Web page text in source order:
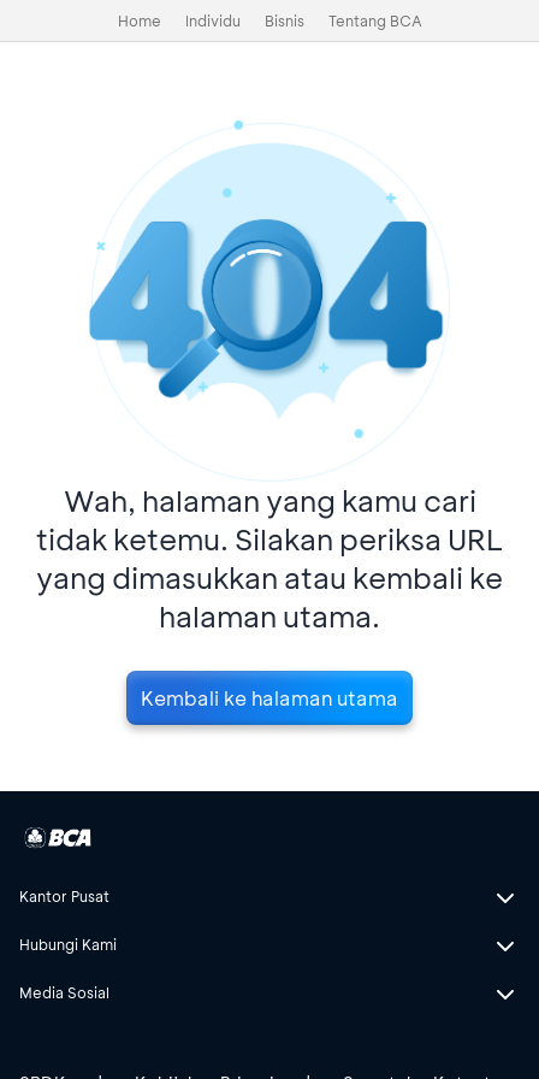
Home Individu Bisnis Tentang BCA
Wah, halaman yang kamu cari
tidak ketemu. Silakan periksa URL
yang dimasukkan atau kembali ke
halaman utama.
Kembali ke halaman utama
Kantor Pusat
Hubungi Kami
Media Sosial